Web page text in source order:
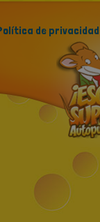
de privacidad